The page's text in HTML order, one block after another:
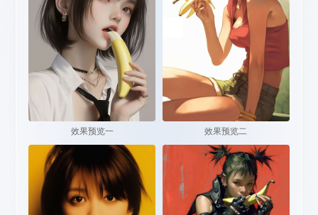
效果预览一 效果预览二